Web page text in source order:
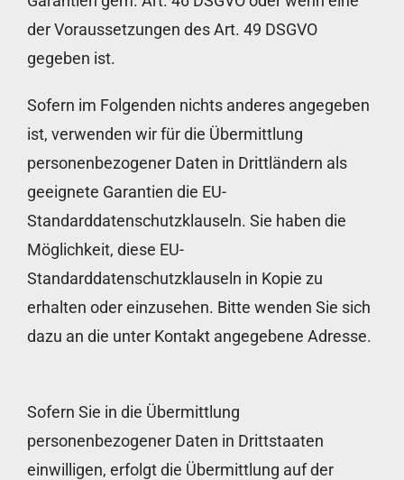
der Voraussetzungen des Art. 49 DSGVO
gegeben ist.
Sofern im Folgenden nichts anderes angegeben
ist, verwenden wir für die Übermittlung
personenbezogener Daten in Drittländern als
geeignete Garantien die EU-
Standarddatenschutzklauseln. Sie haben die
Möglichkeit, diese EU-
Standarddatenschutzklauseln in Kopie zu
erhalten oder einzusehen. Bitte wenden Sie sich
dazu an die unter Kontakt angegebene Adresse.
Sofern Sie in die Übermittlung
personenbezogener Daten in Drittstaaten
einwilligen, erfolgt die Übermittlung auf der